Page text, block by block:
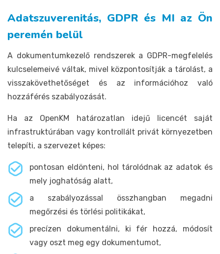
Adatszuverenitás, GDPR és MI az Ön
peremén belül
A dokumentumkezelő rendszerek a GDPR-megfelelés
kulcselemeivé váltak, mivel központosítják a tárolást, a
visszakövethetőséget és az információhoz való
hozzáférés szabályozását.
Ha az OpenKM határozatlan idejű licencét saját
infrastruktúrában vagy kontrollált privát környezetben
telepíti, a szervezet képes:
pontosan eldönteni, hol tárolódnak az adatok és
mely joghatóság alatt,
a szabályozással összhangban megadni
megőrzési és törlési politikákat,
precízen dokumentálni, ki fér hozzá, módosít
vagy oszt meg egy dokumentumot,